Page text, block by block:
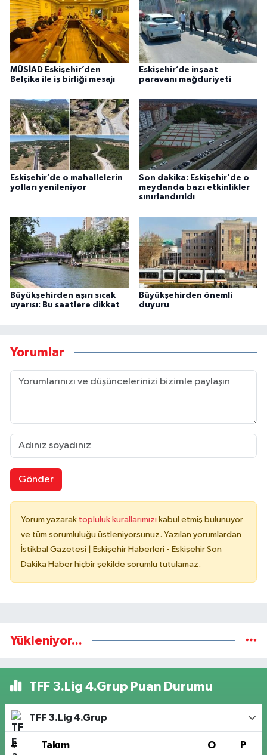
MÜSİAD Eskişehir’den
Belçika ile iş birliği mesajı
Eskişehir’de inşaat
paravanı mağduriyeti
Eskişehir’de o mahallelerin
yolları yenileniyor
Son dakika: Eskişehir'de o
meydanda bazı etkinlikler
sınırlandırıldı
Büyükşehirden aşırı sıcak
uyarısı: Bu saatlere dikkat
Büyükşehirden önemli
duyuru
Yorumlar
Gönder
Yorum yazarak topluluk kurallarımızı kabul etmiş bulunuyor
ve tüm sorumluluğu üstleniyorsunuz. Yazılan yorumlardan
İstikbal Gazetesi | Eskişehir Haberleri - Eskişehir Son
Dakika Haber hiçbir şekilde sorumlu tutulamaz.
Yükleniyor...
TFF 3.Lig 4.Grup Puan Durumu
TFF 3.Lig 4.Grup
# Takım O P